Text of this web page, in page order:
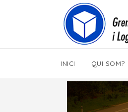
INICI QUI SOM?